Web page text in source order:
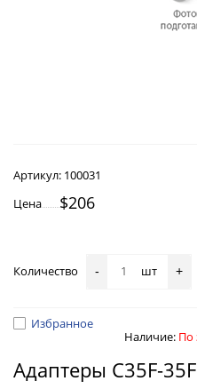
Артикул: 100031
Цена
$206
Количество - шт +
Избранное
Наличие: По
Адаптеры C35F-35F